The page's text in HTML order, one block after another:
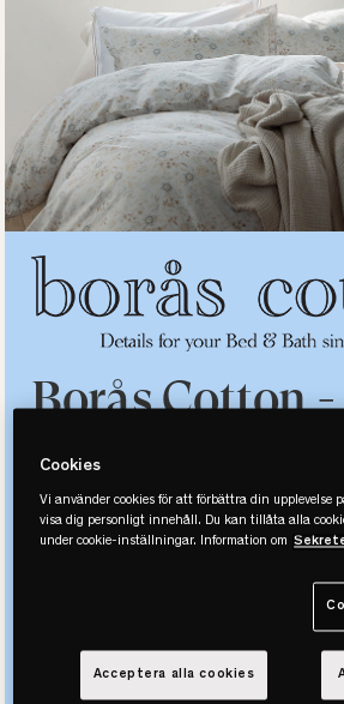
Borås Cotton
textildesign och
vardagslyx
formgivarens unika skaparkraft och
Borås Cotton klassisk och traditionell
sovrummet. Företaget har en lång
erkända designer vars design och
Cookies
Vi använder cookies för att förbättra din upplevelse
visa dig personligt innehåll. Du kan tillåta alla
under cookie-inställningar. Information om
Acceptera alla cookies